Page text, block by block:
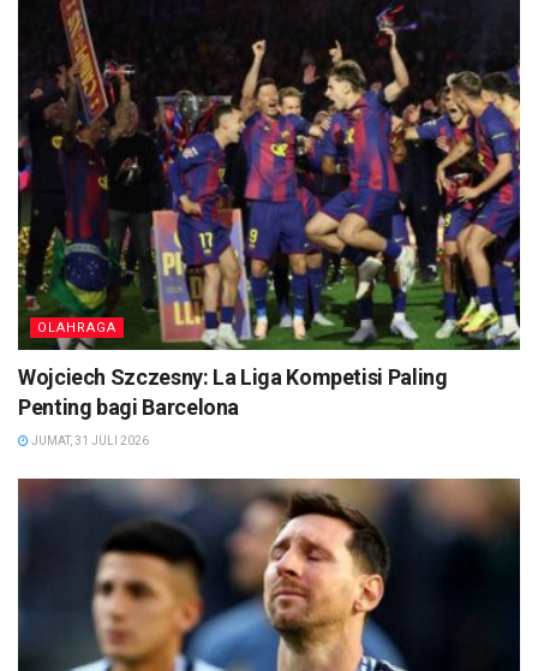
OLAHRAGA
Wojciech Szczesny: La Liga Kompetisi Paling
Penting bagi Barcelona
JUMAT, 31 JULI 2026